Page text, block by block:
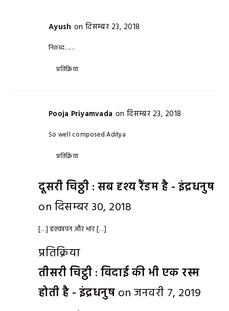
Ayush on दिसम्बर 23, 2018
निशब्द……
प्रतिक्रिया
Pooja Priyamvada on दिसम्बर 23, 2018
So well composed Aditya
प्रतिक्रिया
दूसरी चिठ्ठी : सब दृश्य रैंडम है - इंद्रधनुष
on दिसम्बर 30, 2018
[…] हल्कापन और भार […]
प्रतिक्रिया
तीसरी चिट्ठी : विदाई की भी एक रस्म
होती है - इंद्रधनुष on जनवरी 7, 2019